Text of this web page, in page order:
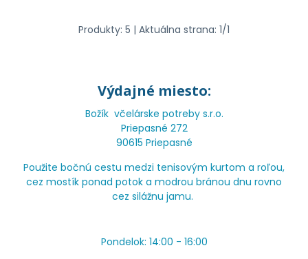
Produkty: 5 | Aktuálna strana: 1/1
Výdajné miesto:
Božík včelárske potreby s.r.o.
Priepasné 272
90615 Priepasné
Použite bočnú cestu medzi tenisovým kurtom a roľou,
cez mostík ponad potok a modrou bránou dnu rovno
cez silážnu jamu.
Pondelok: 14:00 - 16:00